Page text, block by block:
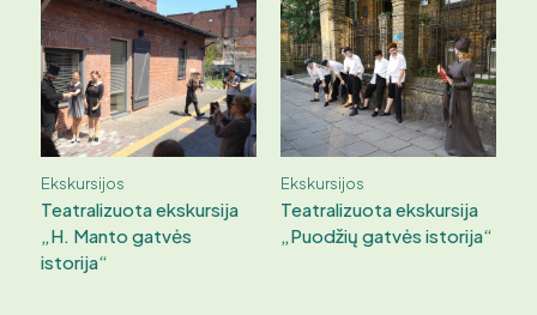
Ekskursijos
Teatralizuota ekskursija
„H. Manto gatvės
istorija“
Ekskursijos
Teatralizuota ekskursija
„Puodžių gatvės istorija“